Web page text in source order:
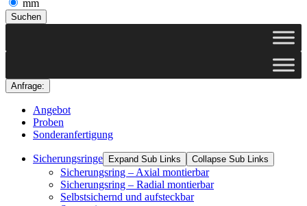
mm
Suchen
Anfrage:
Angebot
Proben
Sonderanfertigung
Sicherungsringe Expand Sub Links Collapse Sub Links
Sicherungsring – Axial montierbar
Sicherungsring – Radial montierbar
Selbstsichernd und aufsteckbar